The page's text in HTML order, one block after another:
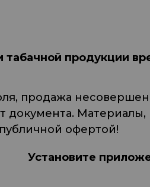
табачной продукции
продажа
офертой!
Установите